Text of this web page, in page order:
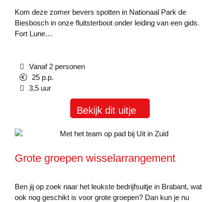
Kom deze zomer bevers spotten in Nationaal Park de
Biesbosch in onze fluitsterboot onder leiding van een gids.
Fort Lune…
Vanaf 2 personen
25 p.p.
3,5 uur
Bekijk dit uitje
Grote groepen wisselarrangement
Ben jij op zoek naar het leukste bedrijfsuitje in Brabant, wat
ook nog geschikt is voor grote groepen? Dan kun je nu